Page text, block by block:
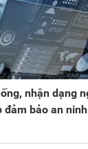
nhận dạng
đảm bảo an